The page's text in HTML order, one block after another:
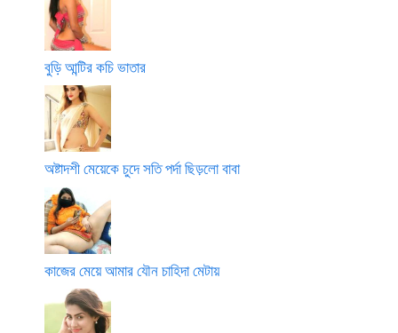
বুড়ি আন্টির কচি ভাতার
অষ্টাদশী মেয়েকে চুদে সতি পর্দা ছিড়লো বাবা
কাজের মেয়ে আমার যৌন চাহিদা মেটায়